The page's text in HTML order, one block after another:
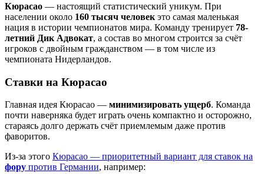
Кюрасао — настоящий статистический уникум. При
населении около 160 тысяч человек это самая маленькая
нация в истории чемпионатов мира. Команду тренирует 78-
летний Дик Адвокат, а состав во многом строится за счёт
игроков с двойным гражданством — в том числе из
чемпионата Нидерландов.
Ставки на Кюрасао
Главная идея Кюрасао — минимизировать ущерб. Команда
почти наверняка будет играть очень компактно и осторожно,
стараясь долго держать счёт приемлемым даже против
фаворитов.
Из-за этого Кюрасао — приоритетный вариант для ставок на
фору против Германии, например: